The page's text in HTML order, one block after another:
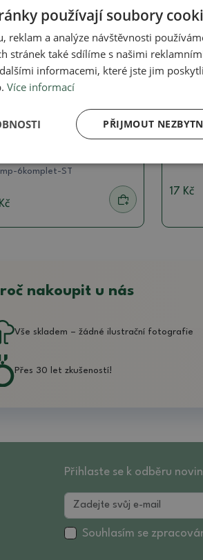
miska+podmiska
MP-6 - 40 x 30 x 10
mp-6komplet-ST
plast
17 Kč
nakoupit u nás
Vše skladem – žádné ilustrační fotografie
Přes 30 let zkušeností!
Přihlaste se k odběru
Souhlasím se
používají soubory
reklam a analýze návštěvnosti
stránek také sdílíme s našimi
informacemi, které jste jim
Více informací
PŘIJMOUT